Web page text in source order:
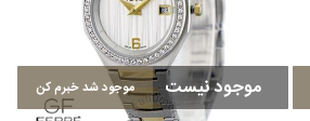
موجود نیست موجود شد خبرم کن